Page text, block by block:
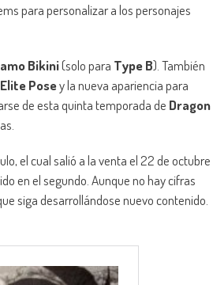
para personalizar a los personajes
Bikini(solo para Type B). También
Elite Posey la nueva apariencia para
de esta quinta temporada de Dragon
el cual salió a la venta el 22 de octubre
en el segundo. Aunque no hay cifras
siga desarrollándose nuevo contenido.